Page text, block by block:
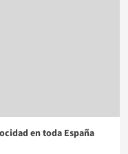
en toda España